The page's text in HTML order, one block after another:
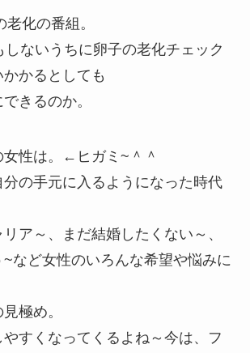
化の番組。
しないうちに卵子の老化チェック
かるとしても
きるのか。
女性は。←ヒガミ~＾＾
の手元に入るようになった時代
ア～、まだ結婚したくない～、
など女性のいろんな希望や悩みに
極め。
すくなってくるよね～今は、フ